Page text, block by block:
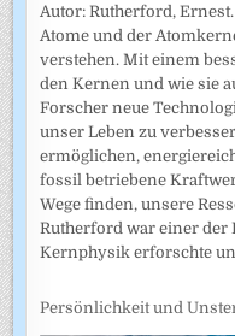
Autor: Rutherford,
Atome und der
verstehen. Mit einem
den Kernen und wie sie
Forscher neue
unser Leben zu
ermöglichen,
fossil betriebene
Wege finden, unsere
Rutherford war einer der
Kernphysik erforschte
Persönlichkeit und